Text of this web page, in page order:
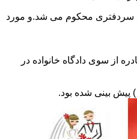
سردفتری محکوم می شد.و مورد
صادره از سوی دادگاه خانواده در
پیش بینی شده بود.